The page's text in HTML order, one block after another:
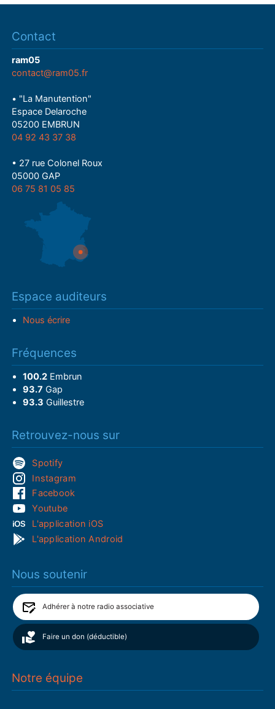
Contact
ram05
contact@ram05.fr
• "La Manutention"
Espace Delaroche
05200 EMBRUN
04 92 43 37 38
• 27 rue Colonel Roux
05000 GAP
06 75 81 05 85
Espace auditeurs
Nous écrire
Fréquences
100.2Embrun
93.7 Gap
93.3 Guillestre
Retrouvez-nous sur
Spotify
Instagram
Facebook
Youtube
L'application iOS
L'application Android
Nous soutenir
Adhérer à notre radio associative
Faire un don (déductible)
Notre équipe